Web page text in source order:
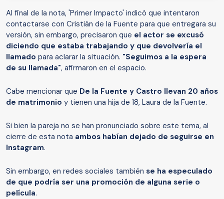
Al final de la nota, 'Primer Impacto' indicó que intentaron
contactarse con Cristián de la Fuente para que entregara su
versión, sin embargo, precisaron que el actor se excusó
diciendo que estaba trabajando y que devolvería el
llamado para aclarar la situación. "Seguimos a la espera
de su llamada", afirmaron en el espacio.
Cabe mencionar que De la Fuente y Castro llevan 20 años
de matrimonio y tienen una hija de 18, Laura de la Fuente.
Si bien la pareja no se han pronunciado sobre este tema, al
cierre de esta nota ambos habían dejado de seguirse en
Instagram.
Sin embargo, en redes sociales también se ha especulado
de que podría ser una promoción de alguna serie o
película.